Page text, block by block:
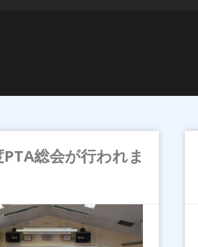
総会が行われま